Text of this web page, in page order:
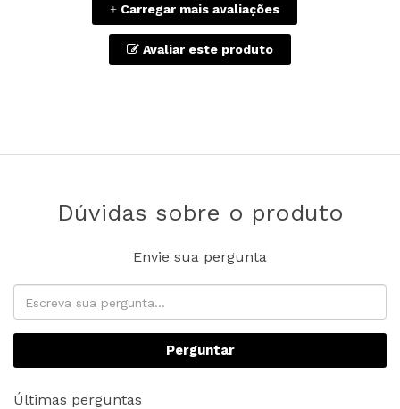
+ Carregar mais avaliações
Avaliar este produto
Dúvidas sobre o produto
Envie sua pergunta
Perguntar
Últimas perguntas